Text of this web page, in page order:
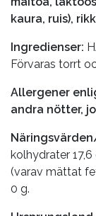
kaura, ruis),
Ingredienser:
Förvaras torrt
Allergener
andra nötter,
kolhydrater
(varav mättat
0 g.